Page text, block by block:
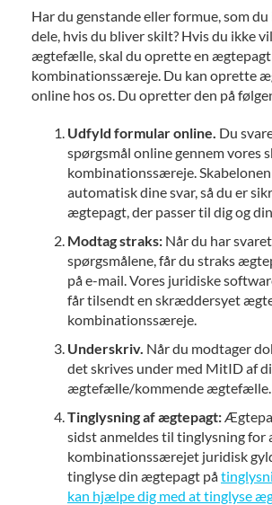
Har du genstande eller formue, som
dele, hvis du bliver skilt? Hvis du ikke
ægtefælle, skal du oprette en ægtepagt
kombinationssæreje. Du kan oprette
online hos os. Du opretter den på
Udfyld formular online. Du
spørgsmål online gennem vores
kombinationssæreje.
automatisk dine svar, så du er
ægtepagt, der passer til dig og
Modtag straks: Når du har
spørgsmålene, får du straks
på e-mail. Vores juridiske
får tilsendt en skræddersyet
kombinationssæreje.
Underskriv. Når du modtager
det skrives under med MitID af
ægtefælle/kommende ægtefælle.
Tinglysning af ægtepagt:
sidst anmeldes til tinglysning for
kombinationssærejet juridisk
tinglyse din ægtepagt på
kan hjælpe dig med at tinglyse